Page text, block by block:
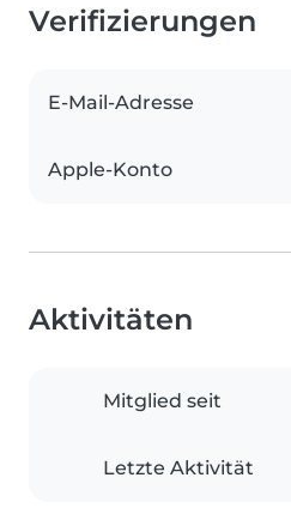
Verifizierungen
E-Mail-Adresse
Apple-Konto
Aktivitäten
Mitglied seit
Letzte Aktivität